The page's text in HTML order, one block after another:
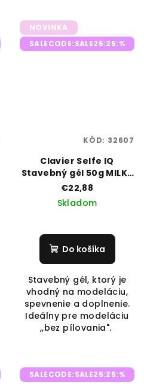
NOVINKA
SALECODE:SALE25:25:%
Clavier Selfe IQ
Stavebný gél 50g MILKY
MAMMA 05
€22,88
Skladom
Do košíka
Stavebný gél, ktorý je
vhodný na modeláciu,
spevnenie a doplnenie.
Ideálny pre modeláciu
,,bez pílovania".
KÓD: 32607
SALECODE:SALE25:25:%